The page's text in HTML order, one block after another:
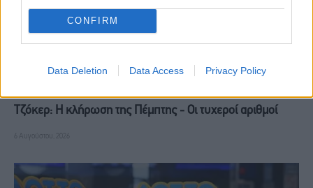
CONFIRM
Data Deletion Data Access Privacy Policy
Τζόκερ: Η κλήρωση της Πέμπτης - Οι τυχεροί αριθμοί
6 Αυγούστου, 2026